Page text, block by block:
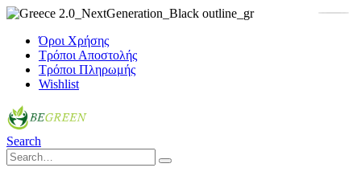
Όροι Χρήσης
Τρόποι Αποστολής
Τρόποι Πληρωμής
Wishlist
Search